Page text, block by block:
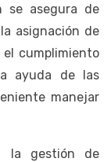
se asegura de
asignación de
cumplimiento
ayuda de las
manejar
la gestión de